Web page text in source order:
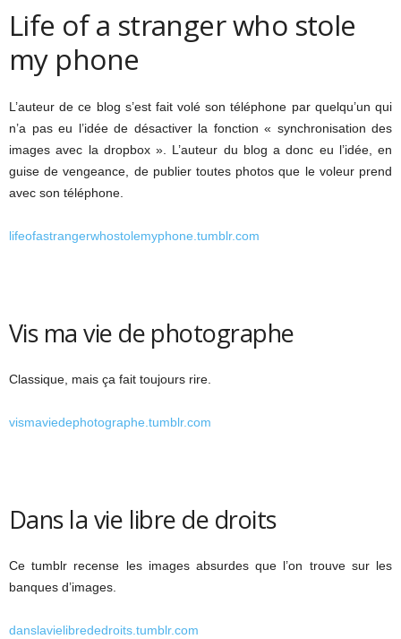
Life of a stranger who stole
my phone
L’auteur de ce blog s’est fait volé son téléphone par quelqu’un qui
n’a pas eu l’idée de désactiver la fonction « synchronisation des
images avec la dropbox ». L’auteur du blog a donc eu l’idée, en
guise de vengeance, de publier toutes photos que le voleur prend
avec son téléphone.
lifeofastrangerwhostolemyphone.tumblr.com
Vis ma vie de photographe
Classique, mais ça fait toujours rire.
vismaviedephotographe.tumblr.com
Dans la vie libre de droits
Ce tumblr recense les images absurdes que l’on trouve sur les
banques d’images.
danslavielibrededroits.tumblr.com